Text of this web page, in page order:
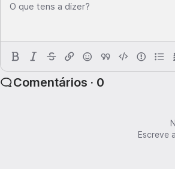
O que tens a dizer?
Comentários · 0
Escreve